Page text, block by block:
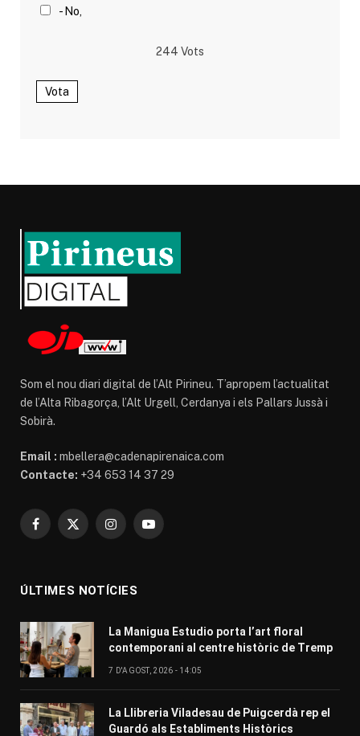
- No,
244 Vots
Vota
Som el nou diari digital de l’Alt Pirineu. T’apropem l’actualitat
de l’Alta Ribagorça, l’Alt Urgell, Cerdanya i els Pallars Jussà i
Sobirà.
Email : mbellera@cadenapirenaica.com
Contacte: +34 653 14 37 29
Facebook
X
InstagramYouTube
ÚLTIMES NOTÍCIES
La Manigua Estudio porta l’art floral
contemporani al centre històric de Tremp
7 D'AGOST, 2026 - 14:05
La Llibreria Viladesau de Puigcerdà rep el
Guardó als Establiments Històrics